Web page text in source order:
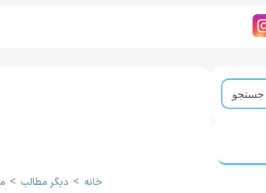
خانه > دیگر مطالب >